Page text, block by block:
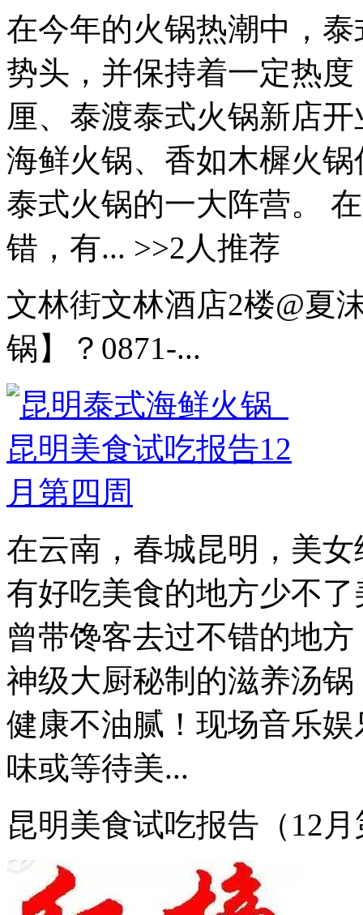
在今年的火锅热潮中，
势头，并保持着一定热
厘、泰渡泰式火锅新店
海鲜火锅、香如木樨火
泰式火锅的一大阵营。
错，有... >>2人推荐
文林街文林酒店2楼@夏
锅】？0871-...
在云南，春城昆明，美
有好吃美食的地方少不
曾带馋客去过不错的地
神级大厨秘制的滋养汤
健康不油腻！现场音乐
味或等待美...
昆明美食试吃报告（12